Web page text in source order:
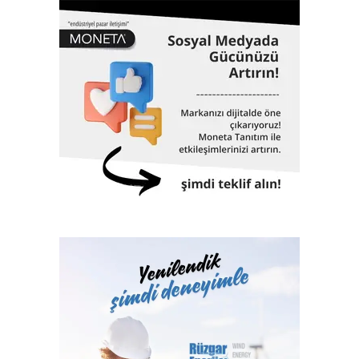
Fuarlarda, sektörün ulusal ve uluslararası önemli
temsilcilerinin yanı sıra bürokratların da konuşmacı olarak
katılacağı konferans, panel ve workshoplar da
düzenlenecek. Sektör profesyonellerinin deneyimlerini
katılımcılarla paylaşacağı konferans, panel ve workshoplar,
gelecek beklentileri ve sektör sorunlarının da masaya
yatırılacağı sektör zirvesine dönüşecek.
Sektörün büyümesine ön ayak oluyor
bulunan Artkim Fuarcılık Genel Müdürü Cengiz Yaman,
“Şirket olarak bugüne kadar düzenlediğimiz fuarlarda
birçok ilki gerçekleştirdik. Kimya sektörüne
kazandırdığımız on üç fuarla sektörün gelişimine ve ülke
ekonomisine katkılarımızı sunduk, sektör için katma değer
olduk. Yüzlerce B2B iş birliğine ev sahipliği yaptık. Bu yıl
aynı anda gerçekleştireceğimiz altı fuar ile yine sektörün